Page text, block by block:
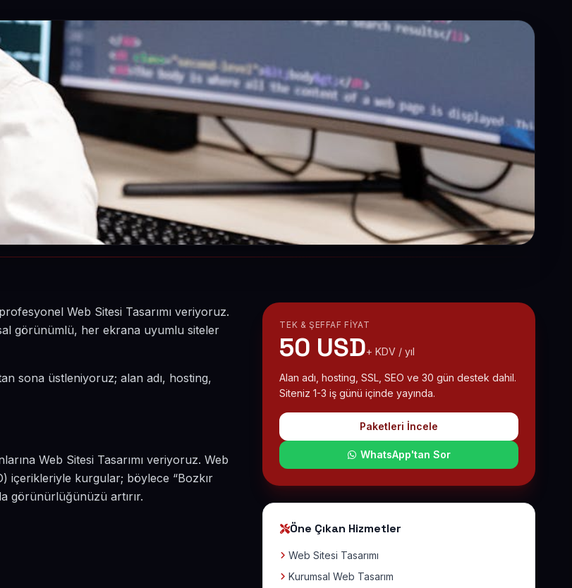
Web Sitesi Tasarımı veriyoruz.
görünümlü, her ekrana uyumlu siteler
sona üstleniyoruz; alan adı, hosting,
Web Sitesi Tasarımı veriyoruz. Web
içerikleriyle kurgular; böylece “Bozkır
görünürlüğünüzü artırır.
TEK & ŞEFFAF FIYAT
50 USD+ KDV / yıl
Alan adı, hosting, SSL, SEO ve 30 gün destek dahil.
Siteniz 1-3 iş günü içinde yayında.
Paketleri İncele
WhatsApp'tan Sor
Öne Çıkan Hizmetler
Web Sitesi Tasarımı
Kurumsal Web Tasarım